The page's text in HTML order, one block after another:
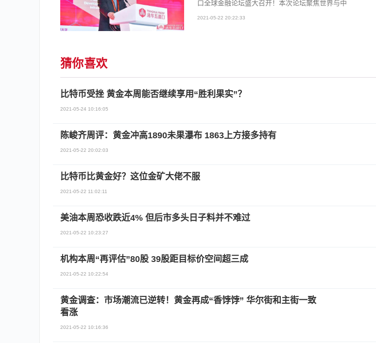
口全球金融论坛盛大召开！本次论坛聚焦世界与中
2021-05-22 20:22:33
猜你喜欢
比特币受挫 黄金本周能否继续享用“胜利果实”？
2021-05-24 10:16:05
陈峻齐周评：黄金冲高1890未果瀑布 1863上方接多持有
2021-05-22 20:02:03
比特币比黄金好？这位金矿大佬不服
2021-05-22 11:02:11
美油本周恐收跌近4% 但后市多头日子料并不难过
2021-05-22 10:23:27
机构本周“再评估”80股 39股距目标价空间超三成
2021-05-22 10:22:54
黄金调查：市场潮流已逆转！黄金再成“香饽饽” 华尔街和主街一致
看涨
2021-05-22 10:16:36